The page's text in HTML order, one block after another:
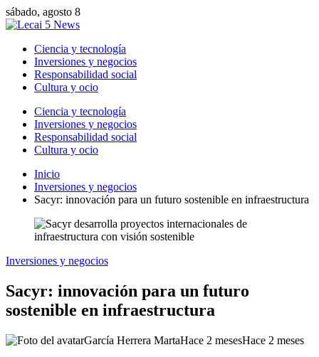
sábado, agosto 8
Ciencia y tecnología
Inversiones y negocios
Responsabilidad social
Cultura y ocio
Ciencia y tecnología
Inversiones y negocios
Responsabilidad social
Cultura y ocio
Inicio
Inversiones y negocios
Sacyr: innovación para un futuro sostenible en infraestructura
Inversiones y negocios
Sacyr: innovación para un futuro
sostenible en infraestructura
García Herrera MartaHace 2 mesesHace 2 meses